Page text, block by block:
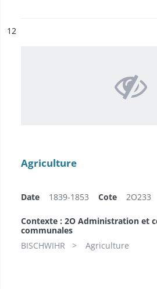
n°
12
Agriculture
Date 1839-1853 Cote 2O233
Contexte : 2O Administration et
communales
BISCHWIHR
Agriculture